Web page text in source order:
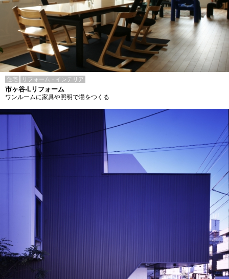
住宅 リフォーム・インテリア
市ヶ谷-Lリフォーム
ワンルームに家具や照明で場をつくる